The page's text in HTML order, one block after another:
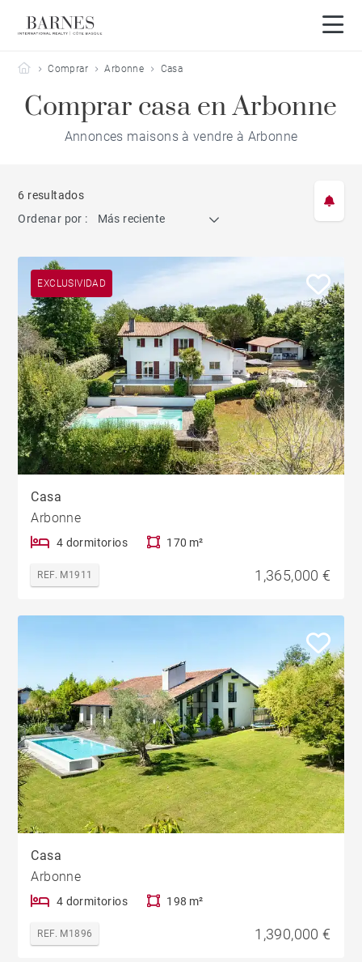
Barnes Côte Basque
Comprar Arbonne Casa
Comprar casa en Arbonne
Annonces maisons à vendre à Arbonne
6 resultados
Ordenar por :
Más reciente
EXCLUSIVIDAD
Casa
Arbonne
4 dormitorios 170 m²
REF. M1911 1,365,000 €
Casa
Arbonne
4 dormitorios 198 m²
REF. M1896 1,390,000 €